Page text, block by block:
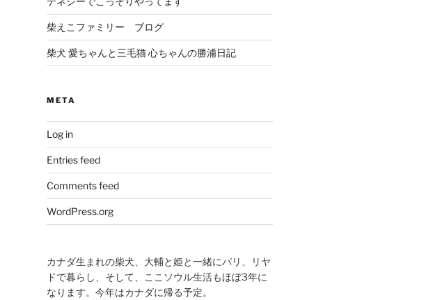
柴えこファミリー ブログ
柴犬 愛ちゃんと三毛猫 心ちゃんの勝浦日記
META
Log in
Entries feed
Comments feed
WordPress.org
カナダ生まれの柴犬、大輔と姫と一緒にパリ、リヤ
ドで暮らし、そして、ここソウル生活もほぼ3年に
なります。今年はカナダに帰る予定。